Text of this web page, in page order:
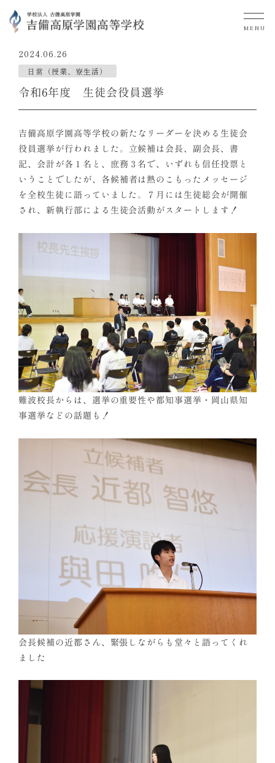
MENU
2024.06.26
日常（授業、寮生活）
令和6年度 生徒会役員選挙
吉備高原学園高等学校の新たなリーダーを決める生徒会
役員選挙が行われました。立候補は会長、副会長、書
記、会計が各１名と、庶務３名で、いずれも信任投票と
いうことでしたが、各候補者は熱のこもったメッセージ
を全校生徒に語っていました。７月には生徒総会が開催
され、新執行部による生徒会活動がスタートします！
難波校長からは、選挙の重要性や都知事選挙・岡山県知
事選挙などの話題も！
会長候補の近都さん、緊張しながらも堂々と語ってくれ
ました